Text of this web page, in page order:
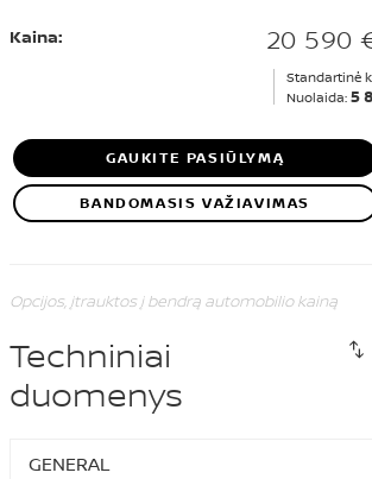
Kaina: 20 590
Standartinė
Nuolaida: 5
GAUKITE PASIŪLYMĄ
BANDOMASIS VAŽIAVIMAS
Opcijos, įtrauktos į bendrą automobilio kainą
Techniniai
duomenys
GENERAL